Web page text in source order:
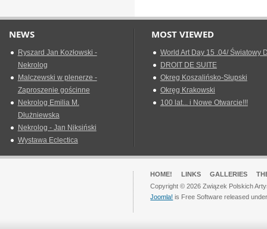
NEWS
Ryszard Jan Kozłowski -
Nekrolog
Malczewski w plenerze -
Zaproszenie gościnne
Nekrolog Emilia M.
Dłużniewska
Nekrolog - Jan Niksiński
Wystawa Eclectica
MOST VIEWED
World Art Day 15 .04/ Światowy
DROIT DE SUITE
Okreg Koszalińsko-Słupski
Okręg Krakowski
100 lat... i Nowe Otwarcie!!!
HOME! LINKS GALLERIES
Copyright © 2026 Związek Polskich
Joomla! is Free Software released